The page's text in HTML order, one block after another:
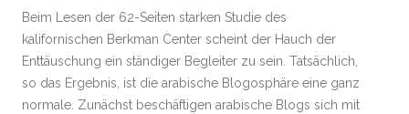
Beim Lesen der 62-Seiten starken Studie des
kalifornischen Berkman Center scheint der Hauch der
Enttäuschung ein ständiger Begleiter zu sein. Tatsächlich,
so das Ergebnis, ist die arabische Blogosphäre eine ganz
normale. Zunächst beschäftigen arabische Blogs sich mit